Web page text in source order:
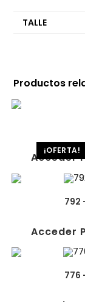
TALLE
Productos
¡OFERTA!
Acceder
792
Acceder
776